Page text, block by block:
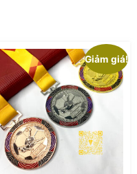
Giảm giá!